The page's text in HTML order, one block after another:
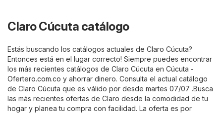
Claro Cúcuta catálogo
Estás buscando los catálogos actuales de Claro Cúcuta?
Entonces está en el lugar correcto! Siempre puedes encontrar
los más recientes catálogos de Claro Cúcuta en Cúcuta -
Ofertero.com.co y ahorrar dinero. Consulta el actual catálogo
de Claro Cúcuta que es válido por desde martes 07/07 .Busca
las más recientes ofertas de Claro desde la comodidad de tu
hogar y planea tu compra con facilidad. La oferta es por